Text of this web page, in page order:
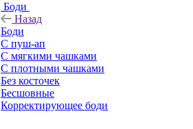
Боди
Назад
Боди
С пуш-ап
С мягкими чашками
С плотными чашками
Без косточек
Бесшовные
Корректирующее боди